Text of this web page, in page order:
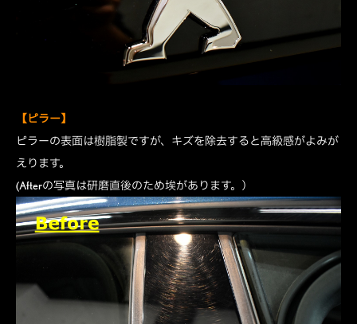
【ピラー】
ピラーの表面は樹脂製ですが、キズを除去すると高級感がよみが
えります。
(Afterの写真は研磨直後のため埃があります。）